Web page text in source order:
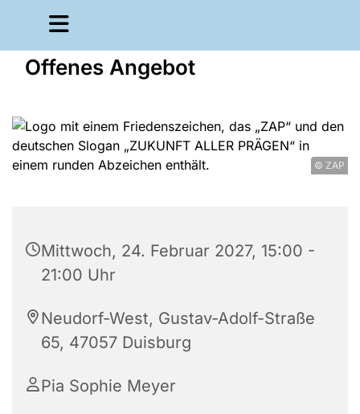
Offenes Angebot
© ZAP
Mittwoch, 24. Februar 2027, 15:00 -
21:00 Uhr
Neudorf-West, Gustav-Adolf-Straße
65, 47057 Duisburg
Pia Sophie Meyer